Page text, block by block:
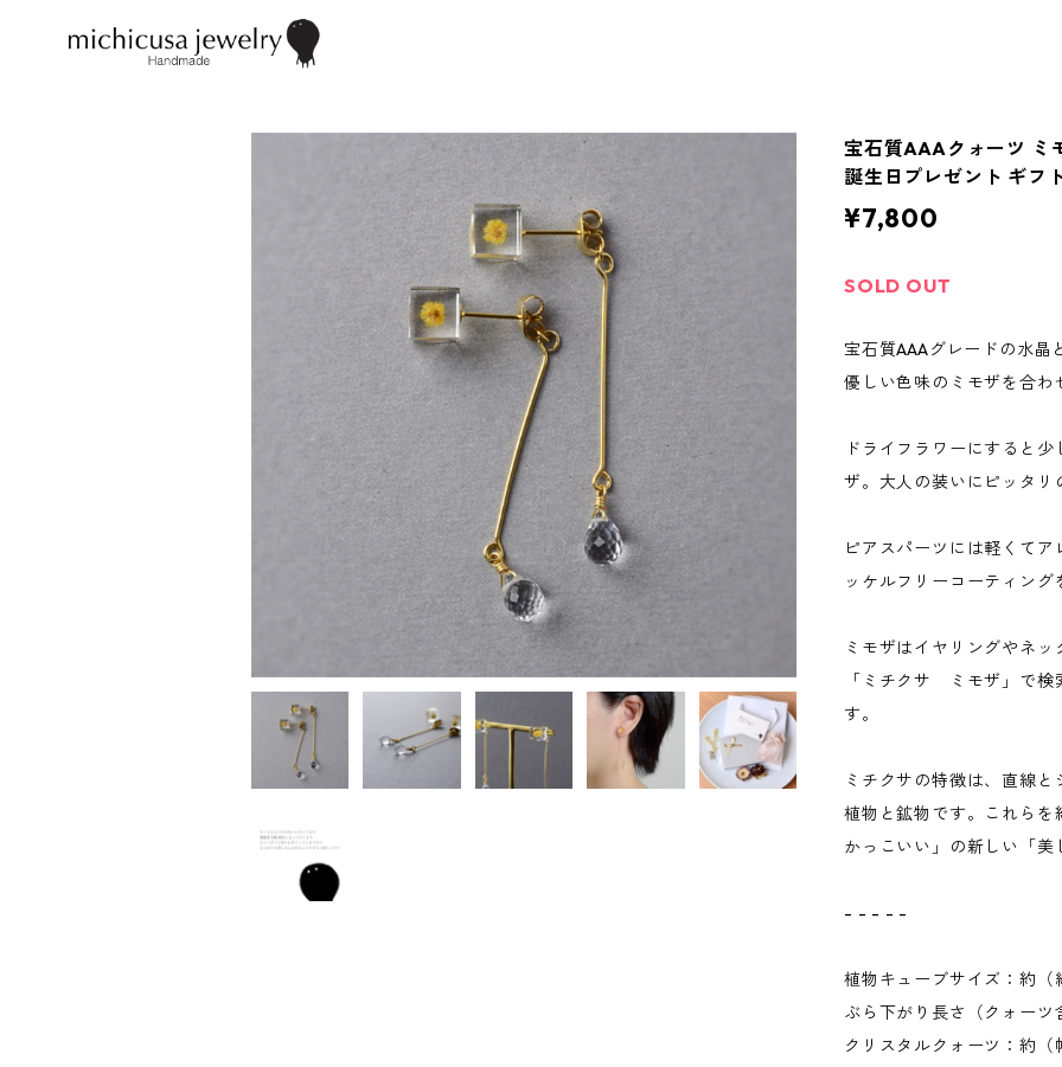
宝石質AAAクォーツ ミ
誕生日プレゼント ギフ
¥7,800
SOLD OUT
宝石質AAAグレードの水晶
優しい色味のミモザを合わ
ドライフラワーにすると
ザ。大人の装いにピッタリ
ピアスパーツには軽くて
ッケルフリーコーティング
ミモザはイヤリングやネ
「ミチクサ ミモザ」で検
す。
ミチクサの特徴は、直線
植物と鉱物です。これら
かっこいい」の新しい「
- - - - -
植物キューブサイズ：約（
ぶら下がり長さ（クォーツ
クリスタルクォーツ：約（